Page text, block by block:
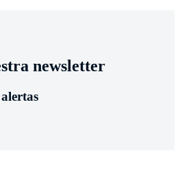
newsletter